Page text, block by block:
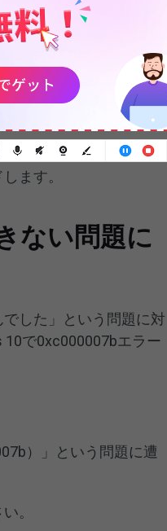
します。
ルします。
ます。
ない問題に
した」という問題に対
で0xc000007bエラー
）」という問題に遭
。